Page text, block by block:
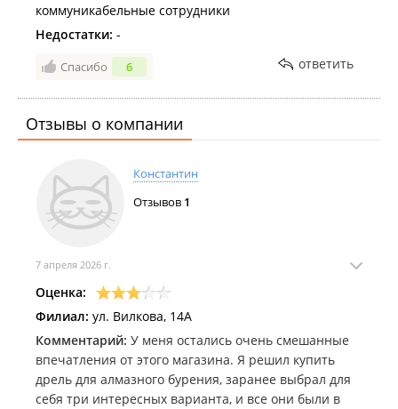
коммуникабельные сотрудники
Недостатки: -
Спасибо 6 ответить
Отзывы о компании
Константин
Отзывов 1
7 апреля 2026 г.
Оценка:
Филиал: ул. Вилкова, 14А
Комментарий: У меня остались очень смешанные
впечатления от этого магазина. Я решил купить
дрель для алмазного бурения, заранее выбрал для
себя три интересных варианта, и все они были в